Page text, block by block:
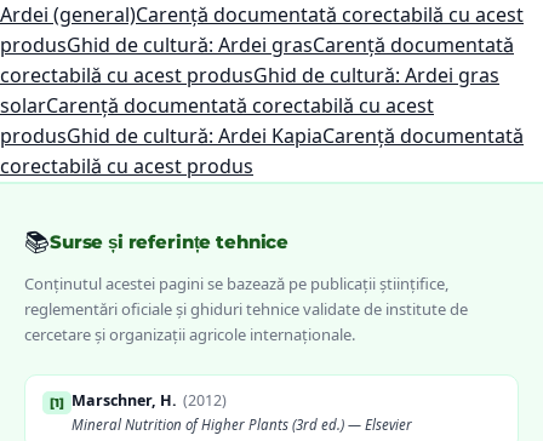
Ardei (general)Carență documentată corectabilă cu acest
produsGhid de cultură: Ardei grasCarență documentată
corectabilă cu acest produsGhid de cultură: Ardei gras
solarCarență documentată corectabilă cu acest
produsGhid de cultură: Ardei KapiaCarență documentată
corectabilă cu acest produs
📚Surse și referințe tehnice
Conținutul acestei pagini se bazează pe publicații științifice,
reglementări oficiale și ghiduri tehnice validate de institute de
cercetare și organizații agricole internaționale.
[1] Marschner, H. (2012)
Mineral Nutrition of Higher Plants (3rd ed.) — Elsevier